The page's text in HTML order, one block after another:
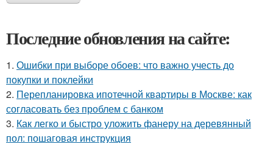
Последние обновления на сайте:
1. Ошибки при выборе обоев: что важно учесть до
покупки и поклейки
2. Перепланировка ипотечной квартиры в Москве: как
согласовать без проблем с банком
3. Как легко и быстро уложить фанеру на деревянный
пол: пошаговая инструкция